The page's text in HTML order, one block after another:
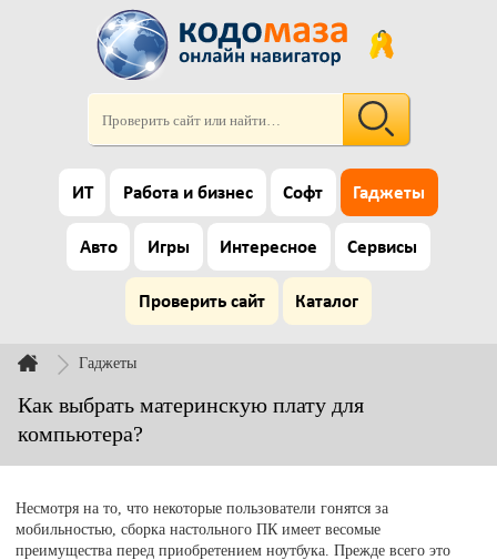
ИТ Работа и бизнес Софт Гаджеты
Авто Игры Интересное Сервисы
Проверить сайт Каталог
Гаджеты
Как выбрать материнскую плату для
компьютера?
Несмотря на то, что некоторые пользователи гонятся за
мобильностью, сборка настольного ПК имеет весомые
преимущества перед приобретением ноутбука. Прежде всего это